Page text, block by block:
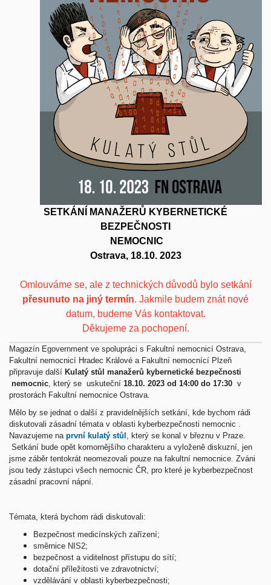
SETKÁNÍ MANAŽERŮ KYBERNETICKÉ
BEZPEČNOSTI
NEMOCNIC
Ostrava, 18.10. 2023
Omlouváme se, ale z technických důvodů bylo setkání
přesunuto na jiný termín. Jakmile budem znát nové
datum, budeme Vás kontaktovat.
Děkujeme za pochopení.
Magazín Egovernment ve spolupráci s Fakultní nemocnicí Ostrava,
Fakultní nemocnicí Hradec Králové a Fakultní nemocnící Plzeň
připravuje další Kulatý stůl manažerů kybernetické bezpečnosti
nemocnic , který se uskuteční 18.10. 2023 od 14:00 do 17:30 v
prostorách Fakultní nemocnice Ostrava.
Mělo by se jednat o další z pravidelnějších setkání, kde bychom rádi
diskutovali zásadní témata v oblasti kyberbezpečnosti nemocnic .
Navazujeme na první kulatý stůl , který se konal v březnu v Praze.
Setkání bude opět komornějšího charakteru a vyloženě diskuzní, jen
jsme záběr tentokrát neomezovali pouze na fakultní nemocnice. Zváni
jsou tedy zástupci všech nemocnic ČR, pro které je kyberbezpečnost
zásadní pracovní nápní.
Témata, která bychom rádi diskutovali:
Bezpečnost medicínských zařízení;
směrnice NIS2;
bezpečnost a viditelnost přístupu do sítí;
dotační příležitosti ve zdravotnictví;
vzdělávání v oblasti kyberbezpečnosti;